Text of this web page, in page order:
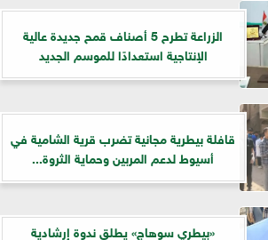
الزراعة تطرح 5 أصناف قمح جديدة عالية
الإنتاجية استعدادًا للموسم الجديد
قافلة بيطرية مجانية تضرب قرية الشامية في
أسيوط لدعم المربين وحماية الثروة...
«بيطري سوهاج» يطلق ندوة إرشادية